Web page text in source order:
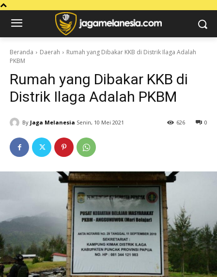
Beranda Daerah
Rumah yang Dibakar KKB di Distrik Ilaga Adalah
PKBM
Rumah yang Dibakar KKB di
Distrik Ilaga Adalah PKBM
By Jaga Melanesia Senin, 10 Mei 2021 0
626